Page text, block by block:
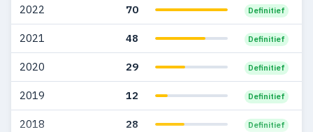
2022 70 Definitief
2021 48 Definitief
2020 29 Definitief
2019 12 Definitief
2018 28 Definitief